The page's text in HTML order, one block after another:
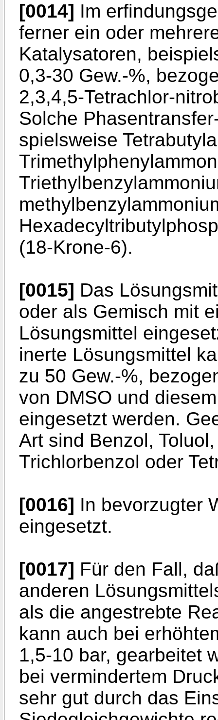
[0014] Im
ferner ein oder
Katalysatoren,
0,3-30 Gew.-%,
2,3,4,5-Tetrachlor-
Solche
spielsweise
(18-Krone-6).
[0015] Das
oder als Gemisch mit
Lösungsmittel
inerte Lösungsmittel
zu 50 Gew.-%,
von DMSO und
ein­gesetzt werden.
Art sind Benzol,
Trichlorben­zol oder
[0016] In bevorzugter
eingesetzt.
[0017] Für den Fall,
anderen
als die angestrebte
kann auch bei
1,5-10 bar, gearbeitet
bei vermindertem
sehr gut durch das